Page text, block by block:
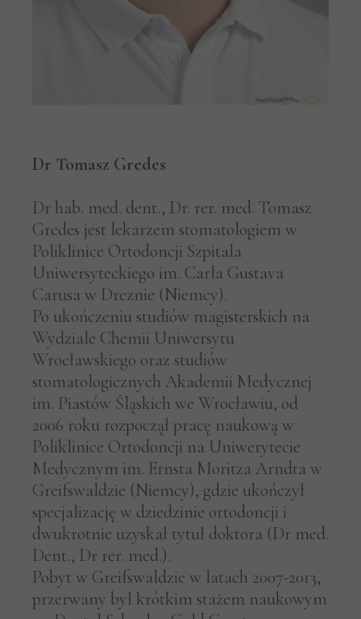
Dr Tomasz Gredes
Dr hab. med. dent., Dr. rer. med. Tomasz
Gredes jest lekarzem stomatologiem w
Poliklinice Ortodoncji Szpitala
Uniwersyteckiego im. Carla Gustava
Carusa w Dreznie (Niemcy).
Po ukończeniu studiów magisterskich na
Wydziale Chemii Uniwersytu
Wrocławskiego oraz studiów
stomatologicznych Akademii Medycznej
im. Piastów Śląskich we Wrocławiu, od
2006 roku rozpoczął pracę naukową w
Poliklinice Ortodoncji na Uniwerytecie
Medycznym im. Ernsta Moritza Arndta w
Greifswaldzie (Niemcy), gdzie ukończył
specjalizację w dziedzinie ortodoncji i
dwukrotnie uzyskał tytuł doktora (Dr med.
Dent., Dr rer. med.).
Pobyt w Greifswaldzie w latach 2007-2013,
przerwany był krótkim stażem naukowym